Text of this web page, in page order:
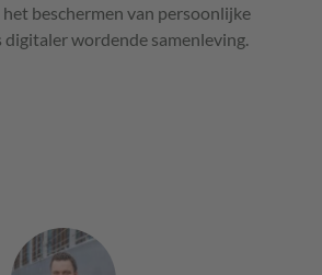
beschermen van persoonlijke
digitaler wordende samenleving.